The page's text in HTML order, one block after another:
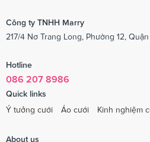
Công ty TNHH Marry
217/4 Nơ Trang Long, Phường 12,
Hotline
086 207 8986
Quick links
Ý tưởng cưới
Áo cưới Kinh nghiệm
About us